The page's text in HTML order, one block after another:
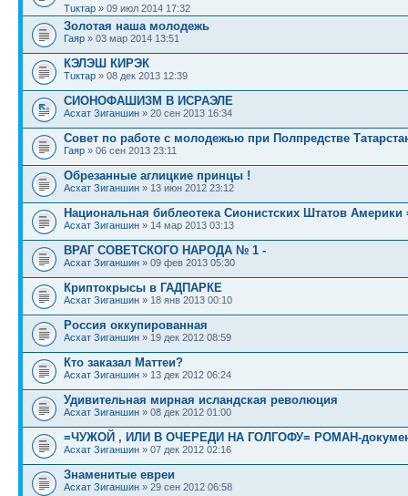
Тuктар » 09 июл 2014 17:32
Золотая наша молодежь
Гаяр » 03 мар 2014 13:51
КЭЛЭШ КИРЭК
Тuктар » 08 дек 2013 12:39
СИОНОФАШИЗМ В ИСРАЭЛЕ
Асхат Зиганшин » 20 сен 2013 16:34
Совет по работе с молодежью при Полпредстве
Гаяр » 06 сен 2013 23:11
Обрезанные аглицкие принцы !
Асхат Зиганшин » 13 июн 2012 23:12
Национальная библеотека Сионистских Штатов
Асхат Зиганшин » 14 мар 2013 03:13
ВРАГ СОВЕТСКОГО НАРОДА № 1 -
Асхат Зиганшин » 09 фев 2013 05:30
Криптокрысы в ГАДПАРКЕ
Асхат Зиганшин » 18 янв 2013 00:10
Россия оккупированная
Асхат Зиганшин » 19 дек 2012 08:59
Кто заказал Маттеи?
Асхат Зиганшин » 13 дек 2012 06:24
Удивительная мирная исландская революция
Асхат Зиганшин » 08 дек 2012 01:00
=ЧУЖОЙ , ИЛИ В ОЧЕРЕДИ НА ГОЛГОФУ= РОМАН-
Асхат Зиганшин » 07 дек 2012 02:16
Знаменитые евреи
Асхат Зиганшин » 29 сен 2012 06:58